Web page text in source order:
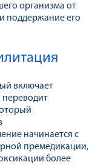
организма от
поддержание его
включает
переводит
начинается с
премедикации,
более